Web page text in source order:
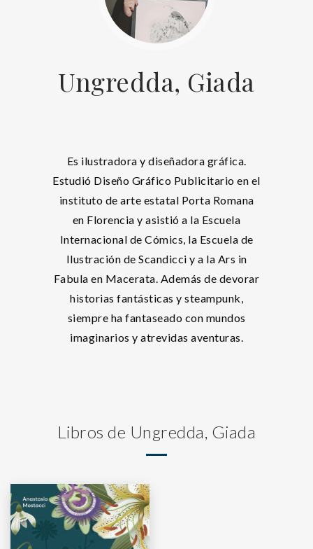
Ungredda, Giada
Es ilustradora y diseñadora gráfica.
Estudió Diseño Gráfico Publicitario en el
instituto de arte estatal Porta Romana
en Florencia y asistió a la Escuela
Internacional de Cómics, la Escuela de
Ilustración de Scandicci y a la Ars in
Fabula en Macerata. Además de devorar
historias fantásticas y steampunk,
siempre ha fantaseado con mundos
imaginarios y atrevidas aventuras.
Libros de Ungredda, Giada